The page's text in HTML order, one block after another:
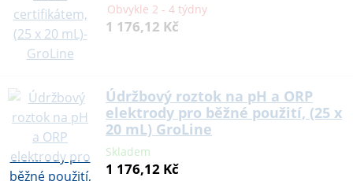
Obvykle 2 - 4 týdny
1 176,12 Kč
Údržbový roztok na pH a ORP
elektrody pro běžné použití, (25 x
20 mL) GroLine
Skladem
1 176,12 Kč